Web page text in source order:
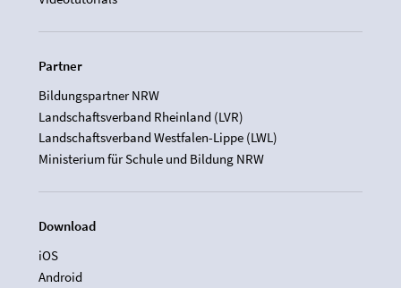
Partner
Bildungspartner NRW
Landschaftsverband Rheinland (LVR)
Landschaftsverband Westfalen-Lippe (LWL)
Ministerium für Schule und Bildung NRW
Download
iOS
Android